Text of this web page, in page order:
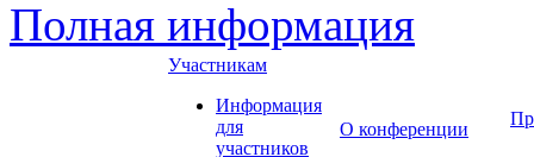
Полная информация
Участникам
Информация
для
участников
О конференции